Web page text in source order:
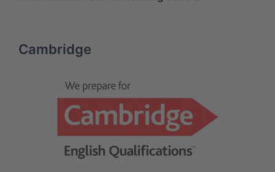
Gastfamilien
Alltag:Teilnahme am Schul-
und Familienleben
Programm:
In Paris:z.B.
Montmartre, Versailles, L’Arc
de Triomphe, Le Louvre, La
Cambridge